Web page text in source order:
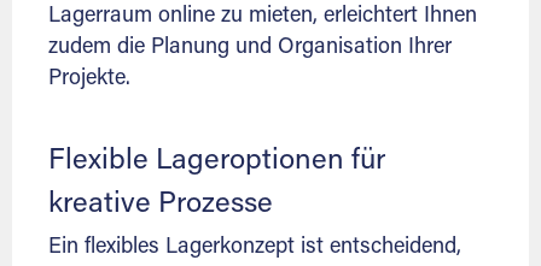
Lagerraum online zu mieten, erleichtert Ihnen
zudem die Planung und Organisation Ihrer
Projekte.
Flexible Lageroptionen für
kreative Prozesse
Ein flexibles Lagerkonzept ist entscheidend,